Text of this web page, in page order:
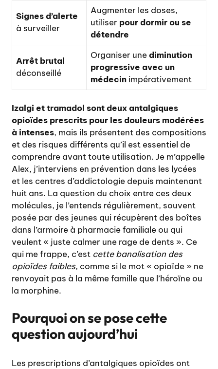
Signes d’alerte
à surveiller
Augmenter les doses,
utiliser pour dormir ou se
détendre
Arrêt brutal
déconseillé
Organiser unediminution
progressive avec un
médecin impérativement
Izalgi et tramadol sont deux antalgiques
opioïdes prescrits pour les douleurs modérées
à intenses, mais ils présentent des compositions
et des risques différents qu’il est essentiel de
comprendre avant toute utilisation. Je m’appelle
Alex, j’interviens en prévention dans les lycées
et les centres d’addictologie depuis maintenant
huit ans. La question du choix entre ces deux
molécules, je l’entends régulièrement, souvent
posée par des jeunes qui récupèrent des boîtes
dans l’armoire à pharmacie familiale ou qui
veulent « juste calmer une rage de dents ». Ce
qui me frappe, c’est cette banalisation des
opioïdes faibles, comme si le mot « opioïde » ne
renvoyait pas à la même famille que l’héroïne ou
la morphine.
Pourquoi on se pose cette
question aujourd’hui
Les prescriptions d’antalgiques opioïdes ont